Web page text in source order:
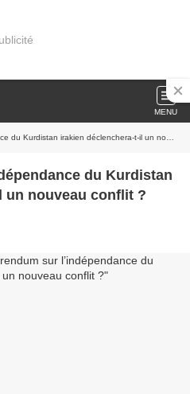
MENU
irakien déclenchera-t-il un nouveau conflit ?
du Kurdistan
un nouveau conflit ?